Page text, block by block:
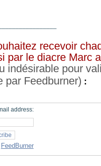
recevoir
par le diacre Marc
indésirable pour
par Feedburner) :
address:
FeedBurner